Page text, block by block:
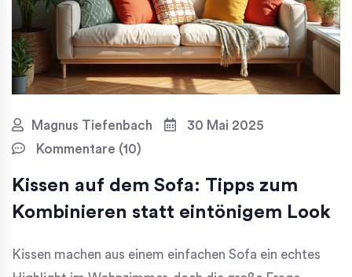
Magnus Tiefenbach
30 Mai 2025
Kommentare (10)
Kissen auf dem Sofa: Tipps zum
Kombinieren statt eintönigem Look
Kissen machen aus einem einfachen Sofa ein echtes